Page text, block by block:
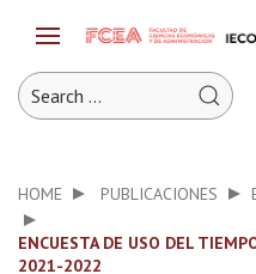
HOME PUBLICACIONES
ENCUESTA DE USO DEL
2021-2022